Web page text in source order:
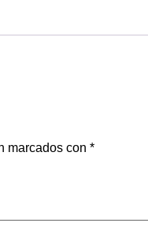
marcados con *